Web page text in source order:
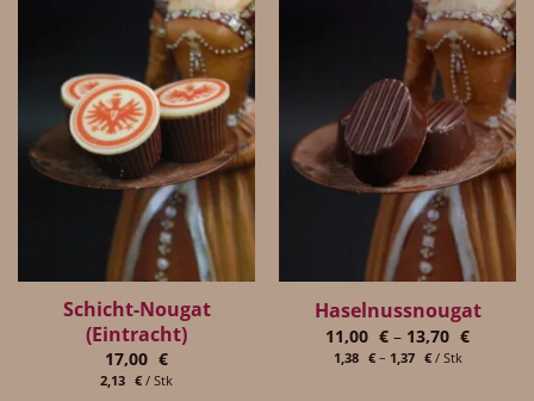
Schicht-Nougat
(Eintracht)
17,00 €
2,13 € / Stk
Haselnussnougat
11,00 € – 13,70 €
1,38 €– 1,37 €/ Stk